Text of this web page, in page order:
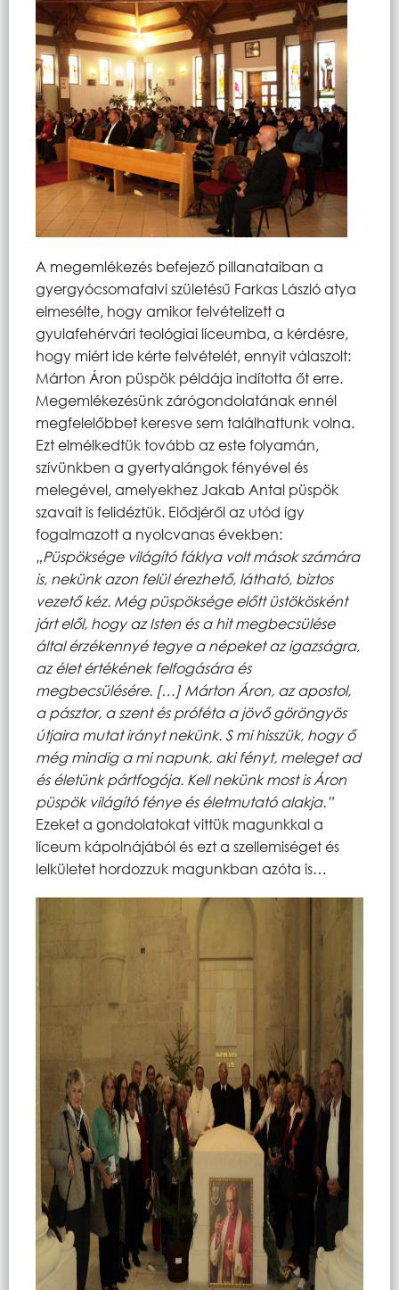
A megemlékezés befejező pillanataiban a
gyergyócsomafalvi születésű Farkas László atya
elmesélte, hogy amikor felvételizett a
gyulafehérvári teológiai líceumba, a kérdésre,
hogy miért ide kérte felvételét, ennyit válaszolt:
Márton Áron püspök példája indította őt erre.
Megemlékezésünk zárógondolatának ennél
megfelelőbbet keresve sem találhattunk volna.
Ezt elmélkedtük tovább az este folyamán,
szívünkben a gyertyalángok fényével és
melegével, amelyekhez Jakab Antal püspök
szavait is felidéztük. Elődjéről az utód így
fogalmazott a nyolcvanas években:
„Püspöksége világító fáklya volt mások számára
is, nekünk azon felül érezhető, látható, biztos
vezető kéz. Még püspöksége előtt üstökösként
járt elől, hogy az Isten és a hit megbecsülése
által érzékennyé tegye a népeket az igazságra,
az élet értékének felfogására és
megbecsülésére. […] Márton Áron, az apostol,
a pásztor, a szent és próféta a jövő göröngyös
útjaira mutat irányt nekünk. S mi hisszük, hogy ő
még mindig a mi napunk, aki fényt, meleget ad
és életünk pártfogója. Kell nekünk most is Áron
püspök világító fénye és életmutató alakja.”
Ezeket a gondolatokat vittük magunkkal a
líceum kápolnájából és ezt a szellemiséget és
lelkületet hordozzuk magunkban azóta is…